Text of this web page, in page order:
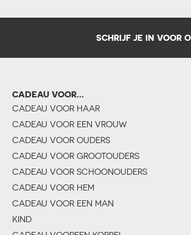
SCHRIJF JE IN VOOR
CADEAU VOOR...
CADEAU VOOR HAAR
CADEAU VOOR EEN VROUW
CADEAU VOOR OUDERS
CADEAU VOOR GROOTOUDERS
CADEAU VOOR SCHOONOUDERS
CADEAU VOOR HEM
CADEAU VOOR EEN MAN
KIND